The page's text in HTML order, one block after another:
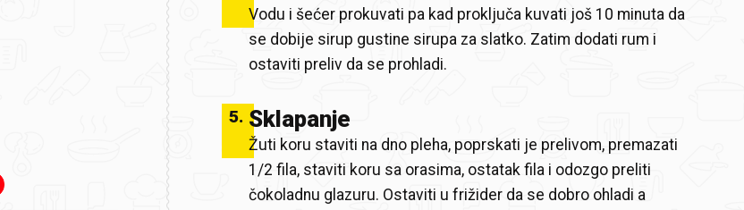
Vodu i šećer prokuvati pa kad proključa kuvati još 10 minuta da
se dobije sirup gustine sirupa za slatko. Zatim dodati rum i
ostaviti preliv da se prohladi.
5. Sklapanje
Žuti koru staviti na dno pleha, poprskati je prelivom, premazati
1/2 fila, staviti koru sa orasima, ostatak fila i odozgo preliti
čokoladnu glazuru. Ostaviti u frižider da se dobro ohladi a